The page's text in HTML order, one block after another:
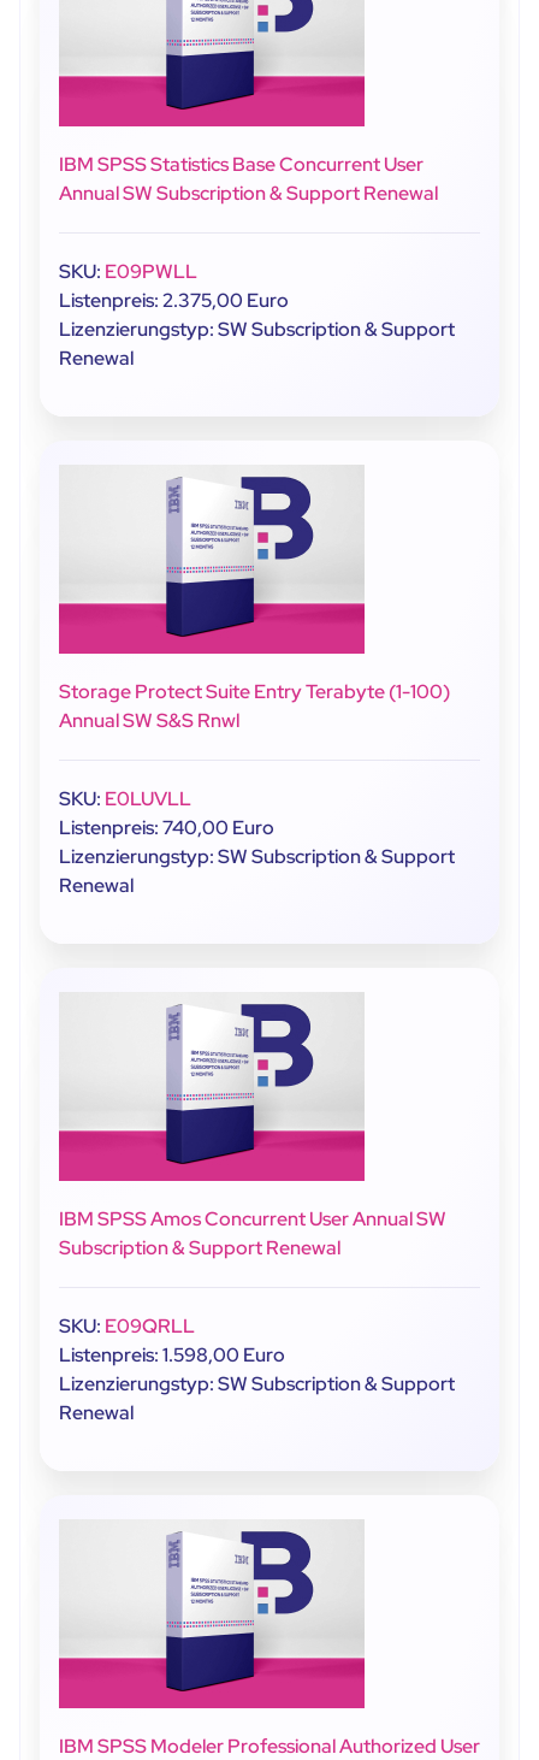
IBM SPSS Statistics Base Concurrent User
Annual SW Subscription & Support Renewal
SKU: E09PWLL
Listenpreis: 2.375,00 Euro
Lizenzierungstyp: SW Subscription & Support
Renewal
Storage Protect Suite Entry Terabyte (1-100)
Annual SW S&S Rnwl
SKU: E0LUVLL
Listenpreis: 740,00 Euro
Lizenzierungstyp: SW Subscription & Support
Renewal
IBM SPSS Amos Concurrent User Annual SW
Subscription & Support Renewal
SKU: E09QRLL
Listenpreis: 1.598,00 Euro
Lizenzierungstyp: SW Subscription & Support
Renewal
IBM SPSS Modeler Professional Authorized User